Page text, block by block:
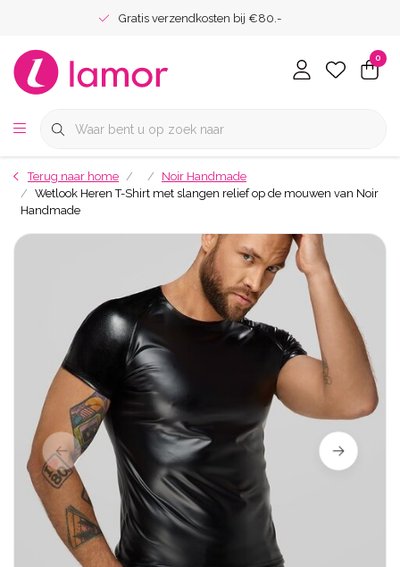
Gratis verzendkosten bij €80.-
0
Terug naar home
Noir Handmade
Wetlook Heren T-Shirt met slangen relief op de mouwen van Noir
Handmade